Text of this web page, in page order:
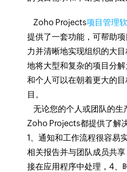
Zoho Projects项目管理
提供了一套功能，可帮助
力并清晰地实现组织的大
地将大型和复杂的项目分
和个人可以在朝着更大的
目。
无论您的个人或团队的生
Zoho Projects都提供了解
1、通知和工作流程很容易
相关报告并与团队成员共
接在应用程序中处理，4、